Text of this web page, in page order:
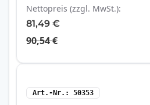
Nettopreis (zzgl. MwSt.)
81,49 €
90,54 €
Art.-Nr. 50353